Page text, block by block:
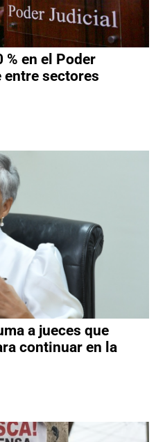
en el Poder
sectores
a jueces que
continuar en la